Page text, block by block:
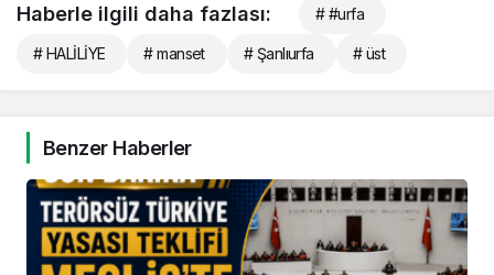
Haberle ilgili daha fazlası: # #urfa
# HALİLİYE # manset # Şanlıurfa # üst
Benzer Haberler